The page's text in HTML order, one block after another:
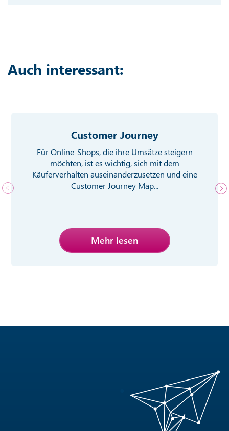
Auch interessant:
Customer Journey
Für Online-Shops, die ihre Umsätze steigern
möchten, ist es wichtig, sich mit dem
Käuferverhalten auseinanderzusetzen und eine
Customer Journey Map...
Mehr lesen